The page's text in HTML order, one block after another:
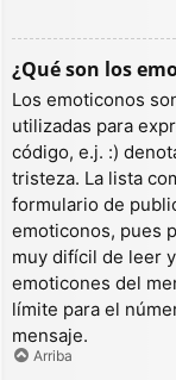
¿Qué son los
Los emoticonos
utilizadas para
código, e.j. :)
tristeza. La lista
formulario de
emoticonos, pues
muy difícil de leer
emoticones del
límite para el
mensaje.
Arriba